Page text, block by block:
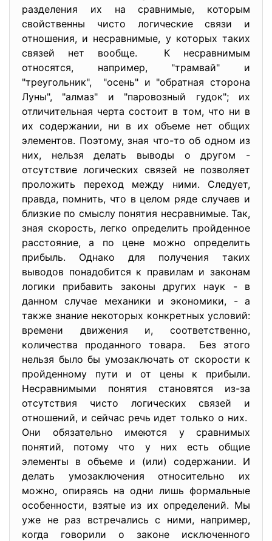
разделения их на сравнимые, которым
свойственны чисто логические связи и
отношения, и несравнимые, у которых таких
связей нет вообще. К несравнимым
относятся, например, "трамвай" и
"треугольник", "осень" и "обратная сторона
Луны", "алмаз" и "паровозный гудок"; их
отличительная черта состоит в том, что ни в
их содержании, ни в их объеме нет общих
элементов. Поэтому, зная что-то об одном из
них, нельзя делать выводы о другом -
отсутствие логических связей не позволяет
проложить переход между ними. Следует,
правда, помнить, что в целом ряде случаев и
близкие по смыслу понятия несравнимые. Так,
зная скорость, легко определить пройденное
расстояние, а по цене можно определить
прибыль. Однако для получения таких
выводов понадобится к правилам и законам
логики прибавить законы других наук - в
данном случае механики и экономики, - а
также знание некоторых конкретных условий:
времени движения и, соответственно,
количества проданного товара. Без этого
нельзя было бы умозаключать от скорости к
пройденному пути и от цены к прибыли.
Несравнимыми понятия становятся из-за
отсутствия чисто логических связей и
отношений, и сейчас речь идет только о них.
Они обязательно имеются у сравнимых
понятий, потому что у них есть общие
элементы в объеме и (или) содержании. И
делать умозаключения относительно их
можно, опираясь на одни лишь формальные
особенности, взятые из их определений. Мы
уже не раз встречались с ними, например,
когда говорили о законе исключенного